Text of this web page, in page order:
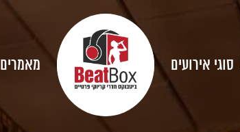
סוגי אירועים מאמרים